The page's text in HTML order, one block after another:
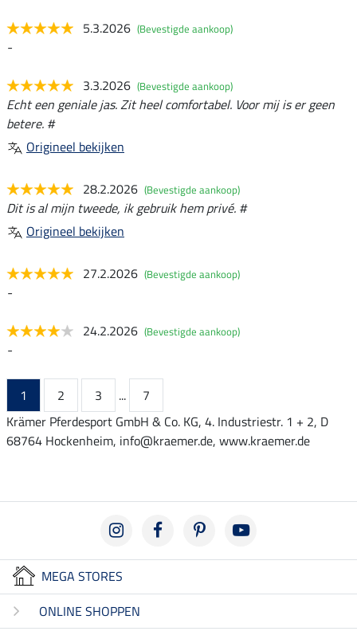
5.3.2026 (Bevestigde aankoop)
-
3.3.2026 (Bevestigde aankoop)
Echt een geniale jas. Zit heel comfortabel. Voor mij is er geen
betere. #
Origineel bekijken
28.2.2026 (Bevestigde aankoop)
Dit is al mijn tweede, ik gebruik hem privé. #
Origineel bekijken
27.2.2026 (Bevestigde aankoop)
-
24.2.2026 (Bevestigde aankoop)
-
1 2 3 ...
7
Krämer Pferdesport GmbH & Co. KG, 4. Industriestr. 1 + 2, D
68764 Hockenheim, info@kraemer.de, www.kraemer.de
MEGA STORES
ONLINE SHOPPEN